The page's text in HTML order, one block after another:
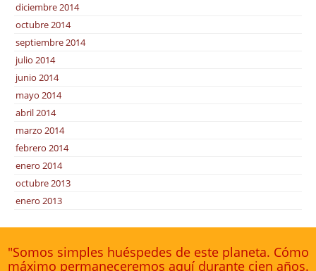
diciembre 2014
octubre 2014
septiembre 2014
julio 2014
junio 2014
mayo 2014
abril 2014
marzo 2014
febrero 2014
enero 2014
octubre 2013
enero 2013
"Somos simples huéspedes de este planeta. Cómo
máximo permaneceremos aquí durante cien años.